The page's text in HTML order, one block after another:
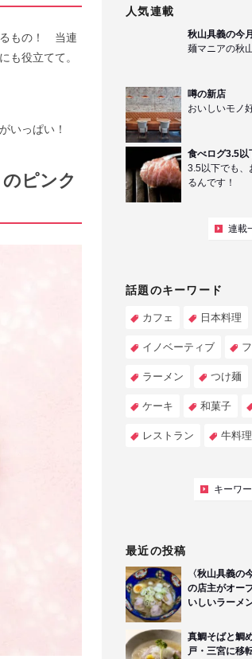
るもの！ 当連
も役立てて。
いっぱい！
ピンク
人気連載
秋山具義の今
麺マニアの秋
噂の新店
おいしいモノ
食べログ3.5以
3.5以下でも、
るんです！
連載
話題のキーワード
カフェ 日本料理
イノベーティブ
ラーメン つけ麺
ケーキ 和菓子
レストラン 牛料理
キーワ
最近の投稿
〈秋山具義の
の店主がオー
いしいラーメ
真鯛そばと鯛
戸・三宮に移